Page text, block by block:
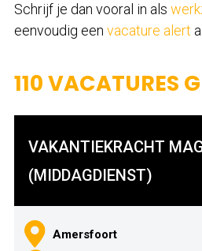
Schrijf je dan vooral in als
eenvoudig een vacature alert
110 VACATURES
VAKANTIEKRACHT
(MIDDAGDIENST)
Amersfoort